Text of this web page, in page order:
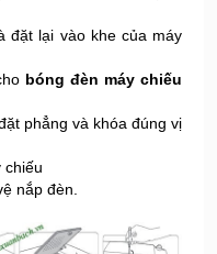
đặt lại vào khe của máy
bóng đèn máy chiếu
phẳng và khóa đúng vị
chiếu
nắp đèn.